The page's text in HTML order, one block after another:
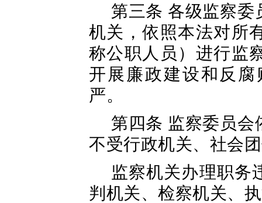
第三条 各级监察
机关，依照本法对所
称公职人员）进行监
开展廉政建设和反
严。
第四条 监察委员
不受行政机关、社会
监察机关办理职务
判机关、检察机关、